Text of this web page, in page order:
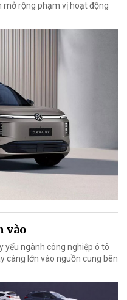
mở rộng phạm vị hoạt động
vào
yếu ngành công nghiệp ô tô
càng lớn vào nguồn cung bên